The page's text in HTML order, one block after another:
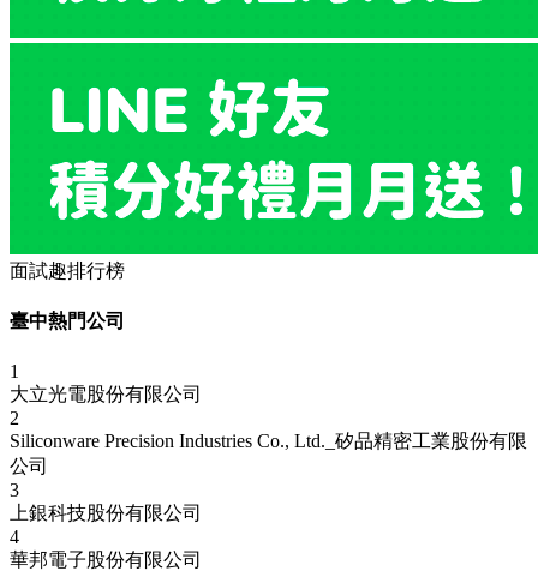
面試趣排行榜
臺中熱門公司
1
大立光電股份有限公司
2
Siliconware Precision Industries Co., Ltd._矽品精密工業股份有限
公司
3
上銀科技股份有限公司
4
華邦電子股份有限公司